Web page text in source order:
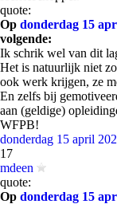
quote:
Op donderdag 15
volgende:
Ik schrik wel van dit
Het is natuurlijk niet
ook werk krijgen, ze
En zelfs bij
aan (geldige)
WFPB!
donderdag 15 april
17
mdeen
quote:
Op donderdag 15